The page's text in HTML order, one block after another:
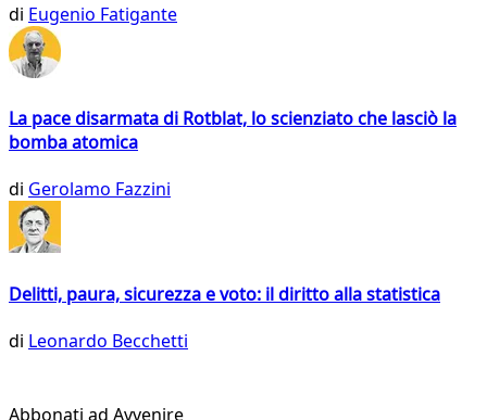
di Eugenio Fatigante
La pace disarmata di Rotblat, lo scienziato che lasciò la
bomba atomica
di Gerolamo Fazzini
Delitti, paura, sicurezza e voto: il diritto alla statistica
di Leonardo Becchetti
Abbonati ad Avvenire